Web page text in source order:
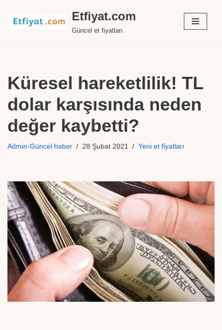
İçeriğe
Etfiyat.com
Güncel et fiyatları
Küresel hareketlilik! TL
dolar karşısında neden
değer kaybetti?
Admin-Güncel haber 28 Şubat 2021 Yeni et fiyatları